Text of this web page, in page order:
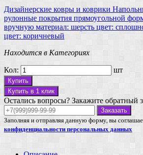
Дизайнерские ковры и коврики
рулонные покрытия прямоугольной
вручную материал: шерсть цвет:
цвет: коричневый
Находится в Категориях
Кол: шт
Купить
Купить в 1 клик
Остались вопросы? Закажите обратный
Заказать
Заполняя и отправляя данную форму, вы
конфиденциальности персональных данных